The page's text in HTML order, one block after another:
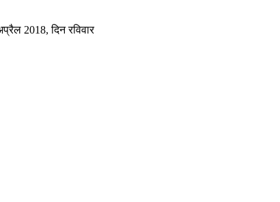
2018, दिन रविवार